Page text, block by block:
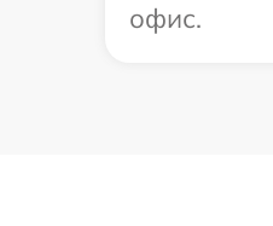
офис.